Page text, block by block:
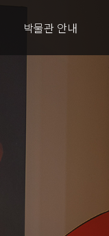
박물관 안내